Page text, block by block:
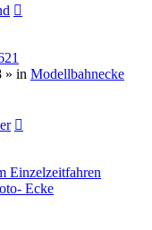
» in Modellbahnecke
Einzelzeitfahren
Ecke